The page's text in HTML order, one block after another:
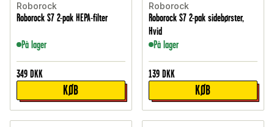
Roborock
Roborock S7 2-pak HEPA-filter
På lager
349 DKK
KØB
Roborock
Roborock S7 2-pak sidebørster,
Hvid
På lager
139 DKK
KØB